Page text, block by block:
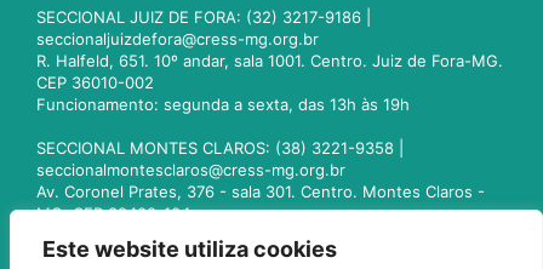
Este website utiliza cookies
SECCIONAL JUIZ DE FORA: (32) 3217-9186 |
seccionaljuizdefora@cress-mg.org.br
R. Halfeld, 651. 10º andar, sala 1001. Centro. Juiz de Fora-MG.
CEP 36010-002
Funcionamento: segunda a sexta, das 13h às 19h
SECCIONAL MONTES CLAROS: (38) 3221-9358 |
seccionalmontesclaros@cress-mg.org.br
Av. Coronel Prates, 376 - sala 301. Centro. Montes Claros -
MG. CEP 39400-104